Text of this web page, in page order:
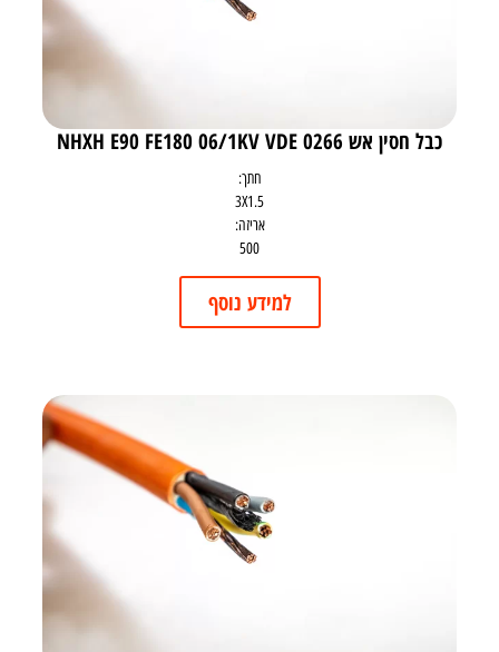
כבל חסין אש NHXH E90 FE180 06/1KV VDE 0266
חתך:
3X1.5
אריזה:
500
למידע נוסף